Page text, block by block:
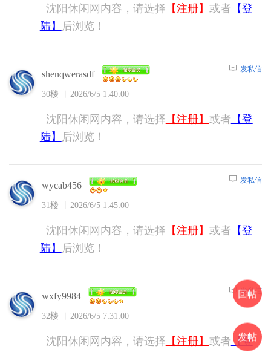
沈阳休闲网内容，请选择 【注册】 或者 【登
陆】
后浏览！
shenqwerasdf
30楼 2026/6/5 1:40:00
发私信
沈阳休闲网内容，请选择 【注册】 或者 【登
陆】
后浏览！
wycab456
31楼 2026/6/5 1:45:00
发私信
沈阳休闲网内容，请选择 【注册】 或者 【登
陆】
后浏览！
wxfy9984
32楼 2026/6/5 7:31:00
发私信
沈阳休闲网内容，请选择 【注册】 或者 【登
回帖
发帖